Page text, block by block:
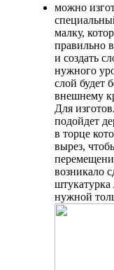
можно
малку,
правильно
и создать
нужного
слой будет
внешнему
Для
подойдет
в торце
вырез,
возникало
штукатурка
нужной